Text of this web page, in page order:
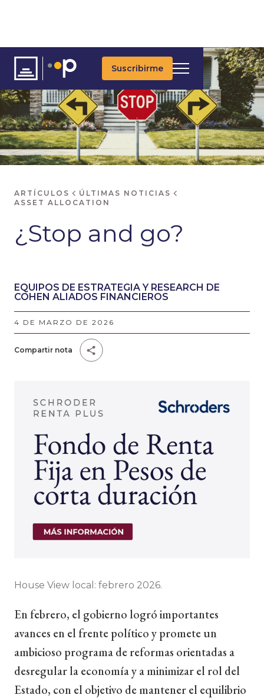
Suscribirme
ARTÍCULOS
ÚLTIMAS NOTICIAS
ASSET ALLOCATION
¿Stop and go?
EQUIPOS DE ESTRATEGIA Y RESEARCH DE
COHEN ALIADOS FINANCIEROS
4 DE MARZO DE 2026
Compartir nota
House View local: febrero 2026.
En febrero, el gobierno logró importantes
avances en el frente político y promete un
ambicioso programa de reformas orientadas a
desregular la economía y a minimizar el rol del
Estado, con el objetivo de mantener el equilibrio